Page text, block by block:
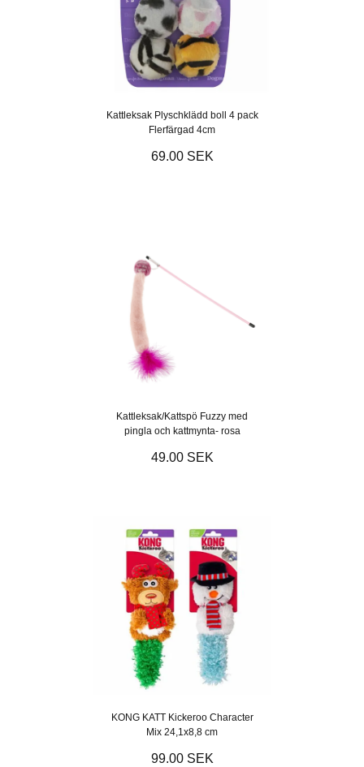
Kattleksak Plyschklädd boll 4 pack
Flerfärgad 4cm
69.00 SEK
Kattleksak/Kattspö Fuzzy med
pingla och kattmynta- rosa
49.00 SEK
KONG KATT Kickeroo Character
Mix 24,1x8,8 cm
99.00 SEK